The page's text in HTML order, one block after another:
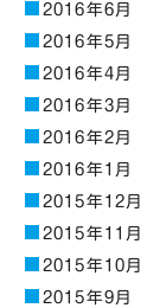
2016年6月
2016年5月
2016年4月
2016年3月
2016年2月
2016年1月
2015年12月
2015年11月
2015年10月
2015年9月